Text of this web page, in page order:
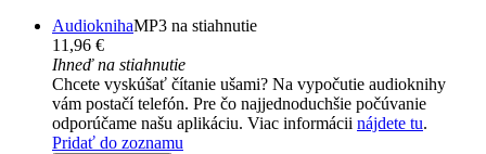
AudioknihaMP3 na stiahnutie
11,96 €
Ihneď na stiahnutie
Chcete vyskúšať čítanie ušami? Na vypočutie audioknihy
vám postačí telefón. Pre čo najjednoduchšie počúvanie
odporúčame našu aplikáciu. Viac informácii nájdete tu.
Pridať do zoznamu